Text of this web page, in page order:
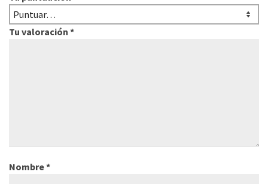
Tu valoración *
Nombre*